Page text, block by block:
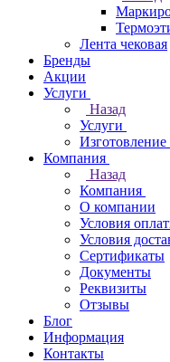
Лента чековая
Бренды
Акции
Услуги
Назад
Услуги
Компания
Назад
Компания
О компании
Условия
Условия
Сертификаты
Документы
Реквизиты
Отзывы
Блог
Информация
Контакты